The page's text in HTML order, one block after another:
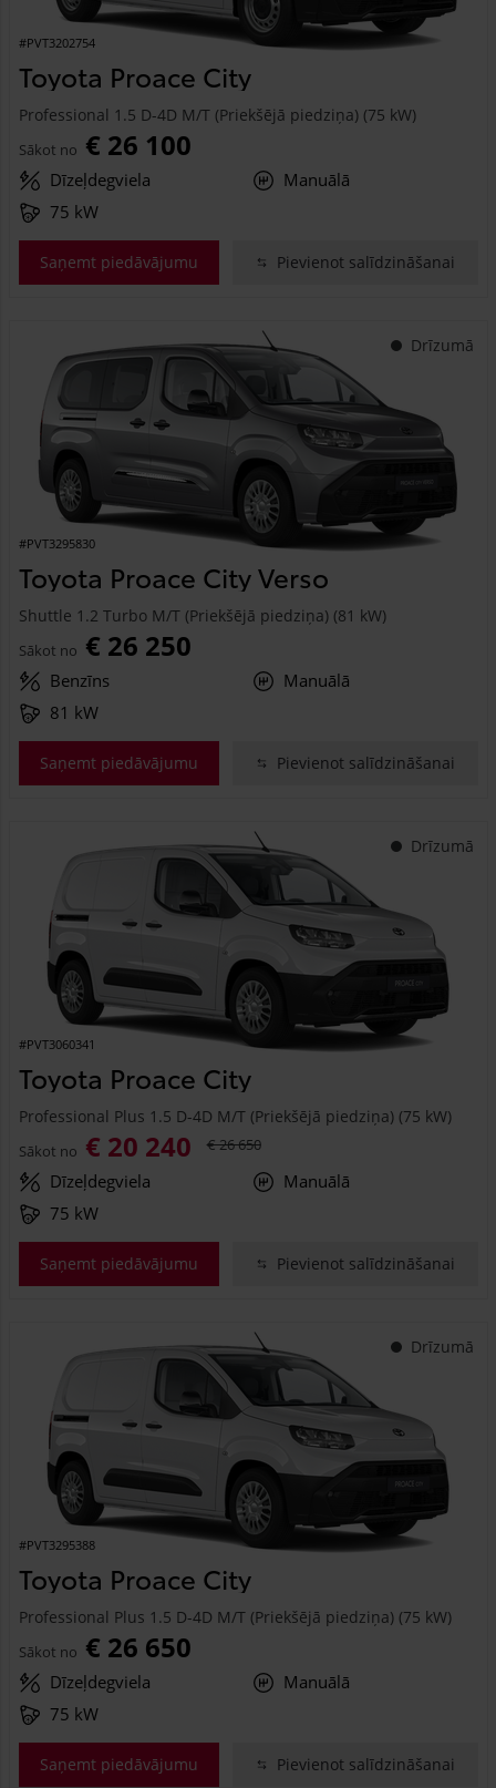
#PVT3202754
Toyota Proace City
Professional 1.5 D-4D M/T (Priekšējā piedziņa) (75 kW)
Sākot no € 26 100
Dīzeļdegviela
Manuālā
75 kW
Saņemt piedāvājumu Pievienot salīdzināšanai
Drīzumā
#PVT3295830
Toyota Proace City Verso
Shuttle 1.2 Turbo M/T (Priekšējā piedziņa) (81 kW)
Sākot no € 26 250
Benzīns
Manuālā
81 kW
Saņemt piedāvājumu Pievienot salīdzināšanai
Drīzumā
#PVT3060341
Toyota Proace City
Professional Plus 1.5 D-4D M/T (Priekšējā piedziņa) (75 kW)
Sākot no € 20 240 € 26 650
Dīzeļdegviela
Manuālā
75 kW
Saņemt piedāvājumu Pievienot salīdzināšanai
Drīzumā
#PVT3295388
Toyota Proace City
Professional Plus 1.5 D-4D M/T (Priekšējā piedziņa) (75 kW)
Sākot no € 26 650
Dīzeļdegviela
Manuālā
75 kW
Saņemt piedāvājumu Pievienot salīdzināšanai